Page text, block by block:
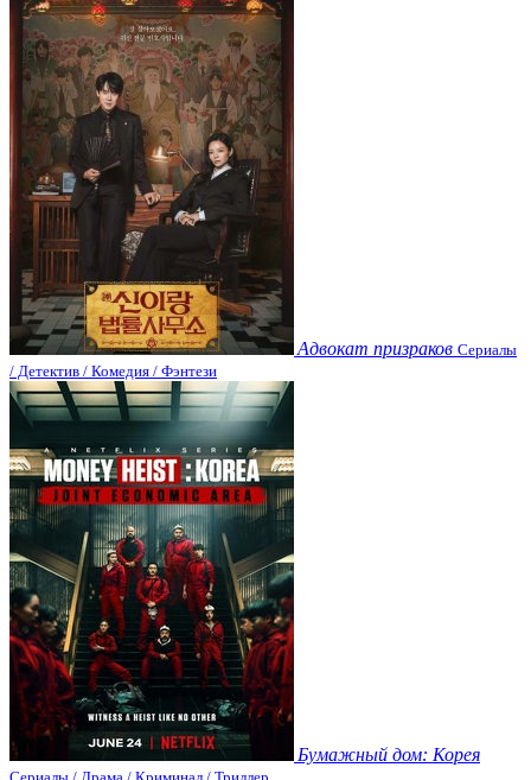
Адвокат призраков Сериалы
/ Детектив / Комедия / Фэнтези
Бумажный дом: Корея